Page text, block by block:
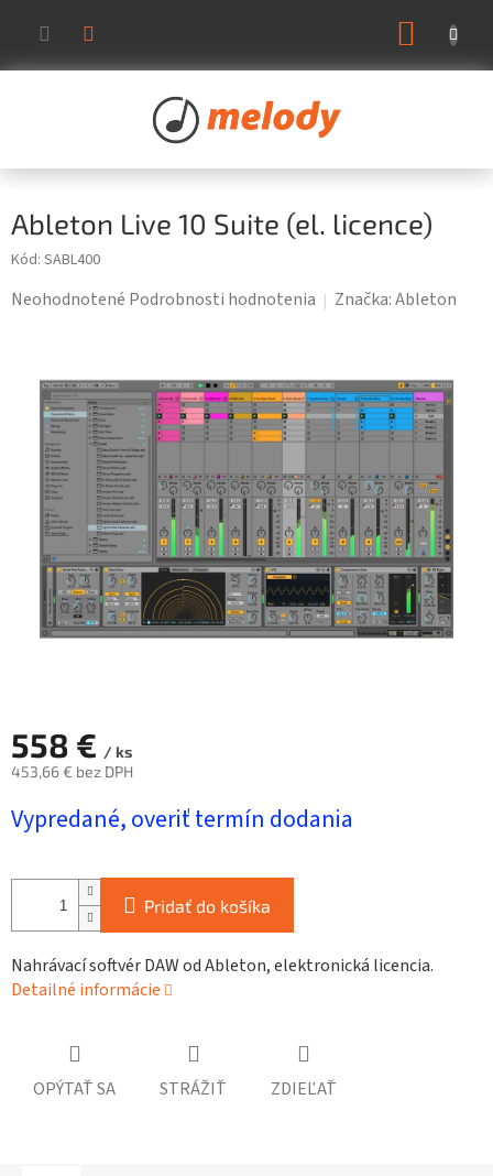
obsah
Ableton Live 10 Suite (el. licence)
Kód: SABL400
Priemerné
hviezdičiek.
Neohodnotené Podrobnosti hodnotenia Značka:Ableton
558 € / ks
453,66 € bez DPH
cena:
Vypredané, overiť termín dodania
Pridať do košíka
Nahrávací softvér DAW od Ableton, elektronická licencia.
Detailné informácie
OPÝTAŤ SA STRÁŽIŤ ZDIEĽAŤ